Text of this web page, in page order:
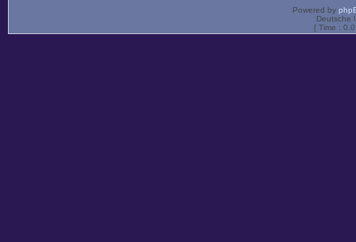
Powered by
Deutsche
[ Time :